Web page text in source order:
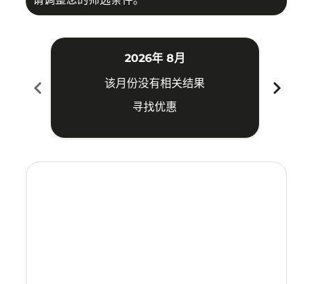
chevron_left
2026年 8月
该月份没有相关结果
寻找优惠
chevron_right